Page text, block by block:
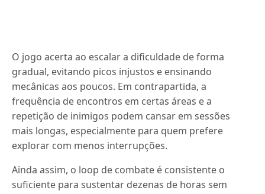
O jogo acerta ao escalar a dificuldade de forma
gradual, evitando picos injustos e ensinando
mecânicas aos poucos. Em contrapartida, a
frequência de encontros em certas áreas e a
repetição de inimigos podem cansar em sessões
mais longas, especialmente para quem prefere
explorar com menos interrupções.
Ainda assim, o loop de combate é consistente o
suficiente para sustentar dezenas de horas sem